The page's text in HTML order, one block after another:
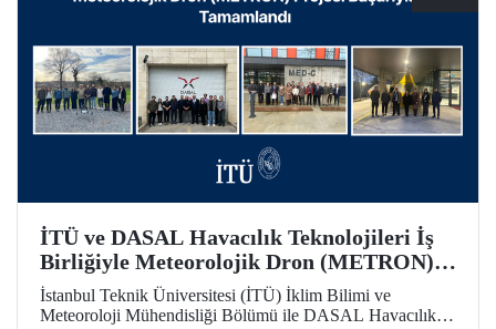
İTÜ ve DASAL Havacılık Teknolojileri İş
Birliğiyle Meteorolojik Dron (METRON)
Projesi Başarıyla Tamamlandı
İstanbul Teknik Üniversitesi (İTÜ) İklim Bilimi ve
Meteoroloji Mühendisliği Bölümü ile DASAL Havacılık